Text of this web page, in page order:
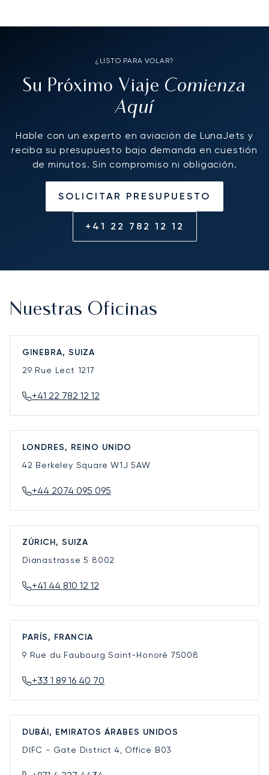
¿LISTO PARA VOLAR?
Su Próximo Viaje Comienza
Aquí
Hable con un experto en aviación de LunaJets y
reciba su presupuesto bajo demanda en cuestión
de minutos. Sin compromiso ni obligación.
SOLICITAR PRESUPUESTO
+41 22 782 12 12
Nuestras Oficinas
GINEBRA, SUIZA
29 Rue Lect 1217
+41 22 782 12 12
LONDRES, REINO UNIDO
42 Berkeley SquareW1J 5AW
+44 2074 095 095
ZÚRICH, SUIZA
Dianastrasse 5 8002
+41 44 810 12 12
PARÍS, FRANCIA
9 Rue du Faubourg Saint-Honoré 75008
+33 1 89 16 40 70
DUBÁI, EMIRATOS ÁRABES UNIDOS
DIFC - Gate District 4, Office B03